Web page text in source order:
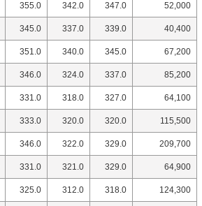
355.0 342.0 347.0 52,000
345.0 337.0 339.0 40,400
351.0 340.0 345.0 67,200
346.0 324.0 337.0 85,200
331.0 318.0 327.0 64,100
333.0 320.0 320.0 115,500
346.0 322.0 329.0 209,700
331.0 321.0 329.0 64,900
325.0 312.0 318.0 124,300